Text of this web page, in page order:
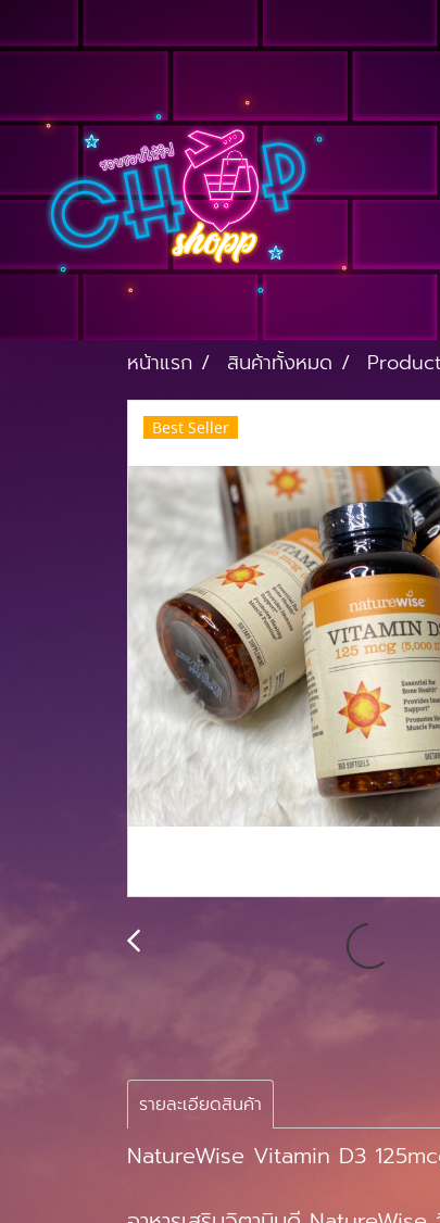
หน้าแรก สินค้าทั้งหมด
Best Seller
รายละเอียดสินค้า
NatureWise Vitamin D3